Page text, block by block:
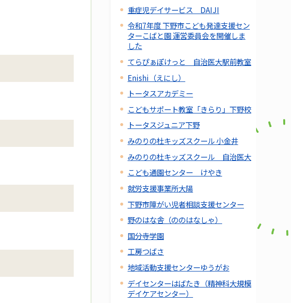
重症児デイサービス DAIJI
令和7年度 下野市こども発達支援セン
ターこばと園 運営委員会を開催しま
した
てらぴぁぽけっと 自治医大駅前教室
Enishi（えにし）
トータスアカデミー
こどもサポート教室「きらり」下野校
トータスジュニア下野
みのりの杜キッズスクール 小金井
みのりの杜キッズスクール 自治医大
こども通園センター けやき
就労支援事業所大陽
下野市障がい児者相談支援センター
野のはな舎（ののはなしゃ）
国分寺学園
工房つばさ
地域活動支援センターゆうがお
デイセンターはばたき（精神科大規模
デイケアセンター）